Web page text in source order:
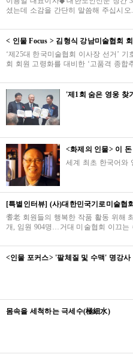
셨는데 소감을 간단히 말씀해 주십시
< 인물 Focus > 김형식 강남미술협회
‘제25대 한국미술협회 이사장 선거’
회 회원 고령화를 대비한 ‘고품격 종합
'제1회 숨은 영웅 찾
<화제의 인물> 이
세계 최초 한국어와
[특별인터뷰] (사)대한민국기로미술협
耆老 회원들의 행복한 작품 활동 위해
개, 임원 904명…거대 미술협회 이끄는
<인물 포커스> '팔체질 및 수맥' 명강
몸속을 세척하는 극세수(極細水)